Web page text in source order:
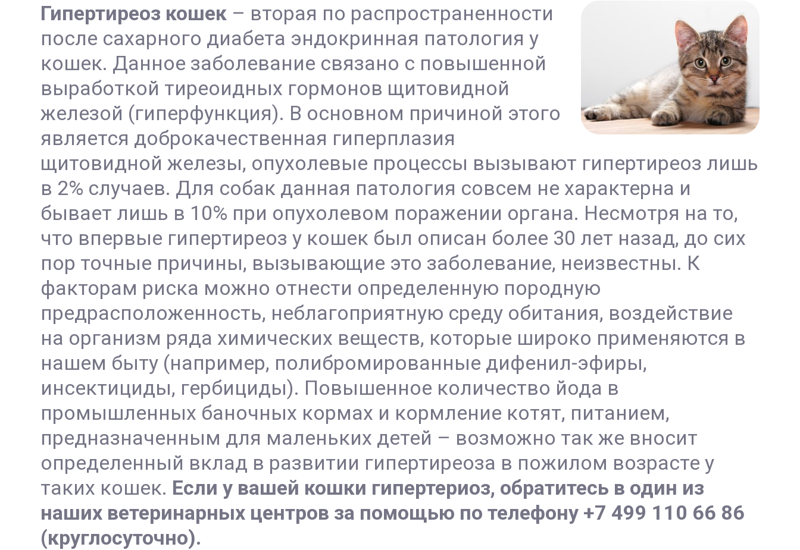
Гипертиреоз кошек – вторая по распространенности
после сахарного диабета эндокринная патология у
кошек. Данное заболевание связано с повышенной
выработкой тиреоидных гормонов щитовидной
железой (гиперфункция). В основном причиной этого
является доброкачественная гиперплазия
щитовидной железы, опухолевые процессы вызывают гипертиреоз лишь
в 2% случаев. Для собак данная патология совсем не характерна и
бывает лишь в 10% при опухолевом поражении органа. Несмотря на то,
что впервые гипертиреоз у кошек был описан более 30 лет назад, до сих
пор точные причины, вызывающие это заболевание, неизвестны. К
факторам риска можно отнести определенную породную
предрасположенность, неблагоприятную среду обитания, воздействие
на организм ряда химических веществ, которые широко применяются в
нашем быту (например, полибромированные дифенил-эфиры,
инсектициды, гербициды). Повышенное количество йода в
промышленных баночных кормах и кормление котят, питанием,
предназначенным для маленьких детей – возможно так же вносит
определенный вклад в развитии гипертиреоза в пожилом возрасте у
таких кошек. Если у вашей кошки гипертериоз, обратитесь в один из
наших ветеринарных центров за помощью по телефону +7 499 110 66 86
(круглосуточно).